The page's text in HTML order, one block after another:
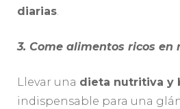
diarias.
3. Come alimentos ricos en
Llevar una dieta nutritiva y
indispensable para una